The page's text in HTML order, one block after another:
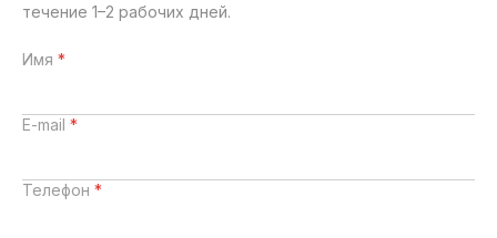
течение 1–2 рабочих дней.
Имя *
E-mail *
Телефон *